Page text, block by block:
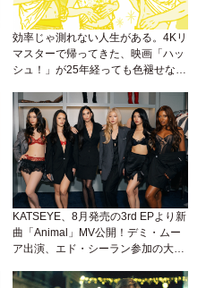
効率じゃ測れない人生がある。4Kリ
マスターで帰ってきた、映画「ハッ
シュ！」が25年経っても色褪せない
KATSEYE、8月発売の3rd EPより新
曲「Animal」MV公開！デミ・ムー
ア出演、エド・シーラン参加の大胆